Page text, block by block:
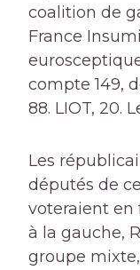
coalition de
France
compte 149,
88. LIOT, 20.
Les
députés de
voteraient en
à la gauche,
groupe